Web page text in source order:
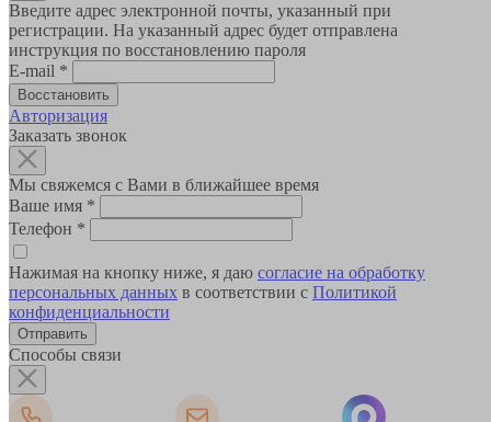
Введите адрес электронной почты, указанный при
регистрации. На указанный адрес будет отправлена
инструкция по восстановлению пароля
E-mail *
Авторизация
Заказать звонок
Мы свяжемся с Вами в ближайшее время
Ваше имя *
Телефон *
Нажимая на кнопку ниже, я даю согласие на обработку
персональных данных в соответствии с Политикой
конфиденциальности
Способы связи